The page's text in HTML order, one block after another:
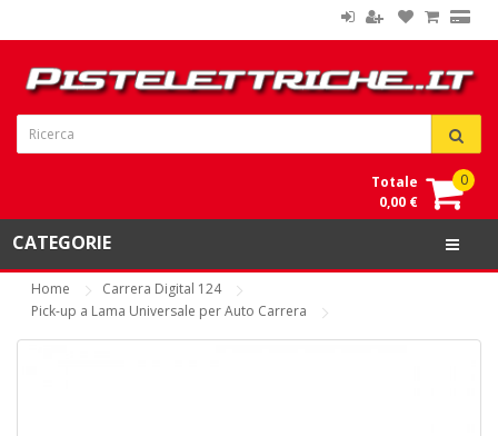
0
Totale
0,00 €
CATEGORIE
Home
Carrera Digital 124
Pick-up a Lama Universale per Auto Carrera